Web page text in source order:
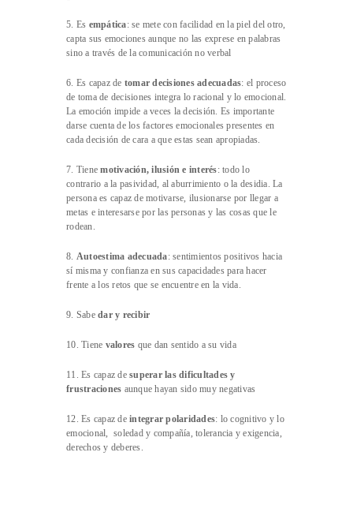
5. Es empática: se mete con facilidad en la piel del otro,
capta sus emociones aunque no las exprese en palabras
sino a través de la comunicación no verbal
6. Es capaz de tomar decisiones adecuadas: el proceso
de toma de decisiones integra lo racional y lo emocional.
La emoción impide a veces la decisión. Es importante
darse cuenta de los factores emocionales presentes en
cada decisión de cara a que estas sean apropiadas.
7. Tienemotivación, ilusión e interés: todo lo
contrario a la pasividad, al aburrimiento o la desidia. La
persona es capaz de motivarse, ilusionarse por llegar a
metas e interesarse por las personas y las cosas que le
rodean.
8. Autoestima adecuada: sentimientos positivos hacia
sí misma y confianza en sus capacidades para hacer
frente a los retos que se encuentre en la vida.
9. Sabe dar y recibir
10. Tiene valores que dan sentido a su vida
11. Es capaz de superar las dificultades y
frustraciones aunque hayan sido muy negativas
12. Es capaz de integrar polaridades: lo cognitivo y lo
emocional, soledad y compañía, tolerancia y exigencia,
derechos y deberes.